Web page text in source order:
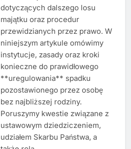
dotyczących dalszego losu
majątku oraz procedur
przewidzianych przez prawo. W
niniejszym artykule omówimy
instytucje, zasady oraz kroki
konieczne do prawidłowego
**uregulowania** spadku
pozostawionego przez osobę
bez najbliższej rodziny.
Poruszymy kwestie związane z
ustawowym dziedziczeniem,
udziałem Skarbu Państwa, a